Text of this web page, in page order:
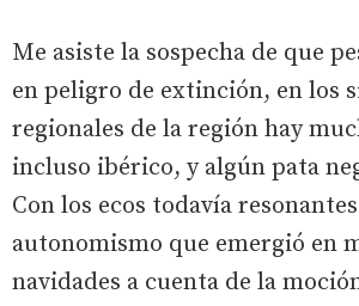
Me asiste la sospecha de que
en peligro de extinción, en los
regionales de la región hay
incluso ibérico, y algún pata
Con los ecos todavía
autonomismo que emergió en
navidades a cuenta de la